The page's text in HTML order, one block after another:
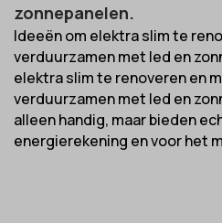
zonnepanelen.
Ideeën om elektra slim te
verduurzamen met led en
elektra slim te renoveren en
verduurzamen met led en
alleen handig, maar bieden
energierekening en voor het